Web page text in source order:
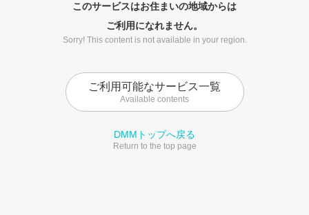
このサービスはお住まいの地域からは
ご利用になれません。
Sorry! This content is not available in your region.
ご利用可能なサービス一覧
Available contents
DMMトップへ戻る
Return to the top page